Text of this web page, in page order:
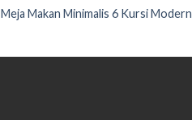
Meja Makan Minimalis 6 Kursi Modern